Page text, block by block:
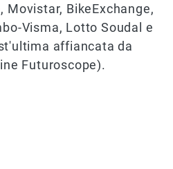
Movistar, BikeExchange,
Visma, Lotto Soudal e
affiancata da
Futuroscope).